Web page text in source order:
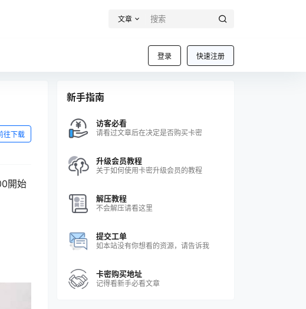
文章
登录 快速注册
往下载
開始
新手指南
访客必看
请看过文章后在决定是否购买卡密
升级会员教程
关于如何使用卡密升级会员的教程
解压教程
不会解压请看这里
提交工单
如本站没有你想看的资源，请告诉我
卡密购买地址
记得看新手必看文章